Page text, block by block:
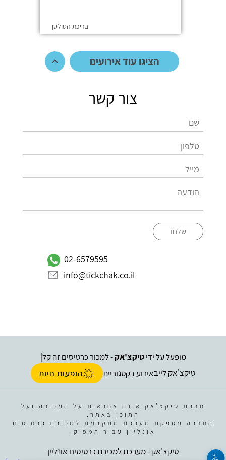
בריכת הסולטן
הציגו עוד אירועים
צור קשר
שלחו
02-6579595
info@tickchak.co.il
מופעל על ידיטיקצ'אק- למכור כרטיסים זה קל|
טיקצ'אק לייבאירוע בקטגוריית הופעות חיות
חברת טיקצ'אק אינה אחראית על המכירה ועל
התוכן באתר.
החברה מספקת מערכת מתקדמת למכירת כרטיסים
אונליין עבור המפיק.
טיקצ'אק - מערכת למכירת כרטיסים אונליין